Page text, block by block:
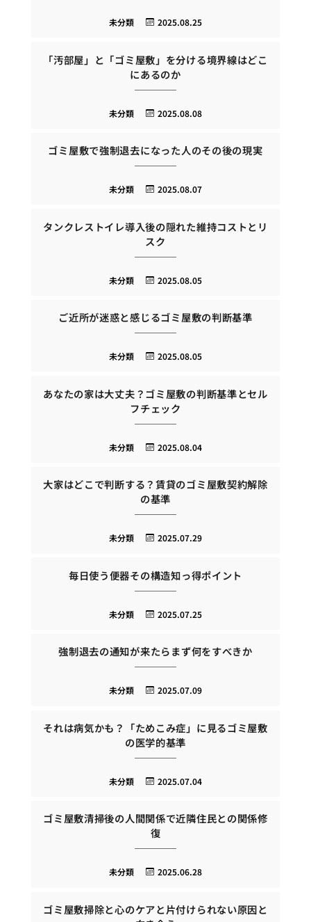
2025.08.25
未分類
「汚部屋」と「ゴミ屋敷」を分ける境界線はどこ
にあるのか
2025.08.08
未分類
ゴミ屋敷で強制退去になった人のその後の現実
2025.08.07
未分類
タンクレストイレ導入後の隠れた維持コストとリ
スク
2025.08.05
未分類
ご近所が迷惑と感じるゴミ屋敷の判断基準
2025.08.05
未分類
あなたの家は大丈夫？ゴミ屋敷の判断基準とセル
フチェック
2025.08.04
未分類
大家はどこで判断する？賃貸のゴミ屋敷契約解除
の基準
2025.07.29
未分類
毎日使う便器その構造知っ得ポイント
2025.07.25
未分類
強制退去の通知が来たらまず何をすべきか
2025.07.09
未分類
それは病気かも？「ためこみ症」に見るゴミ屋敷
の医学的基準
2025.07.04
未分類
ゴミ屋敷清掃後の人間関係で近隣住民との関係修
復
2025.06.28
未分類
ゴミ屋敷掃除と心のケアと片付けられない原因と